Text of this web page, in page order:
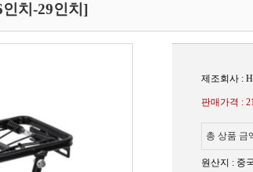
치-29인치]
제조회사 :
판매가격 :
총 상품 금
원산지 : 중